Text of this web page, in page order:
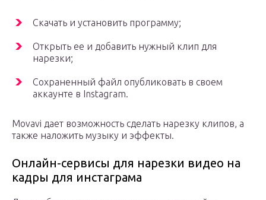
Скачать и установить программу;
Открыть ее и добавить нужный клип для
нарезки;
Сохраненный файл опубликовать в своем
аккаунте в Instagram.
Movavi дает возможность сделать нарезку клипов, а
также наложить музыку и эффекты.
Онлайн-сервисы для нарезки видео на
кадры для инстаграма